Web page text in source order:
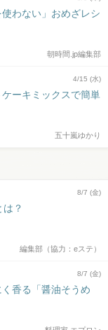
わない」おめざレシ
朝時間.jp編集部
4/15 (水)
ーキミックスで簡単
五十嵐ゆかり
8/7 (金)
？
編集部（協力：eステ）
8/7 (金)
香る「醤油そうめ